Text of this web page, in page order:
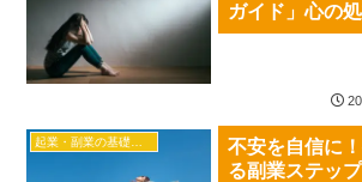
ガイド」心の
起業・副業の基礎知識
不安を自信に
る副業ステップ